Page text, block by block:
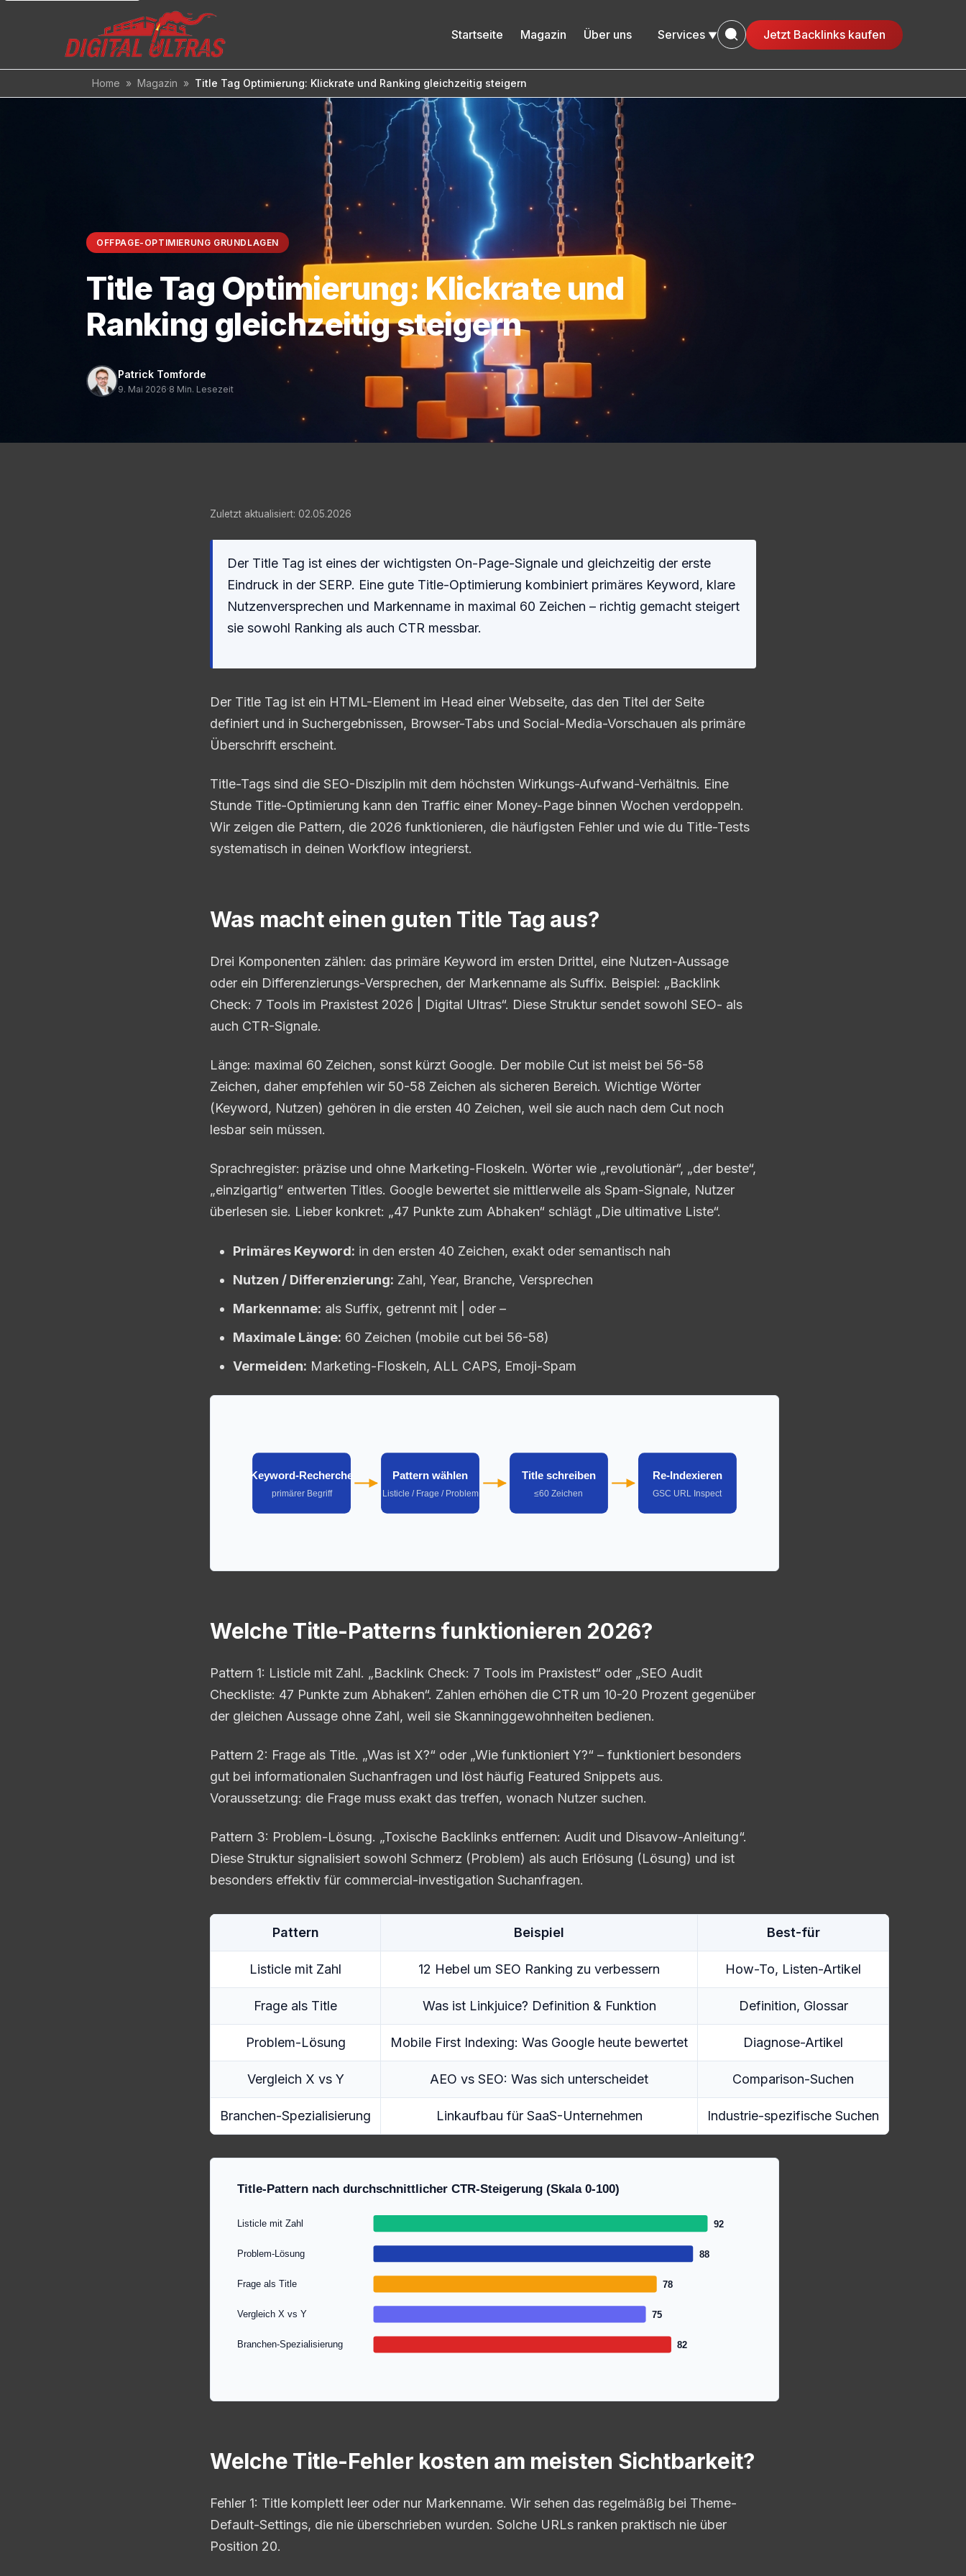
Inhalt
Startseite
Magazin Über uns Services ▼ Jetzt Backlinks kaufen
Home » Magazin » Title Tag Optimierung: Klickrate und Ranking gleichzeitig steigern
OFFPAGE-OPTIMIERUNG GRUNDLAGEN
Title Tag Optimierung: Klickrate und
Ranking gleichzeitig steigern
Patrick Tomforde
9. Mai 2026·8 Min. Lesezeit
Zuletzt aktualisiert: 02.05.2026
Der Title Tag ist eines der wichtigsten On-Page-Signale und gleichzeitig der erste
Eindruck in der SERP. Eine gute Title-Optimierung kombiniert primäres Keyword, klare
Nutzenversprechen und Markenname in maximal 60 Zeichen – richtig gemacht steigert
sie sowohl Ranking als auch CTR messbar.
Der Title Tag ist ein HTML-Element im Head einer Webseite, das den Titel der Seite
definiert und in Suchergebnissen, Browser-Tabs und Social-Media-Vorschauen als primäre
Überschrift erscheint.
Title-Tags sind die SEO-Disziplin mit dem höchsten Wirkungs-Aufwand-Verhältnis. Eine
Stunde Title-Optimierung kann den Traffic einer Money-Page binnen Wochen verdoppeln.
Wir zeigen die Pattern, die 2026 funktionieren, die häufigsten Fehler und wie du Title-Tests
systematisch in deinen Workflow integrierst.
Was macht einen guten Title Tag aus?
Drei Komponenten zählen: das primäre Keyword im ersten Drittel, eine Nutzen-Aussage
oder ein Differenzierungs-Versprechen, der Markenname als Suffix. Beispiel: „Backlink
Check: 7 Tools im Praxistest 2026 | Digital Ultras“. Diese Struktur sendet sowohl SEO- als
auch CTR-Signale.
Länge: maximal 60 Zeichen, sonst kürzt Google. Der mobile Cut ist meist bei 56-58
Zeichen, daher empfehlen wir 50-58 Zeichen als sicheren Bereich. Wichtige Wörter
(Keyword, Nutzen) gehören in die ersten 40 Zeichen, weil sie auch nach dem Cut noch
lesbar sein müssen.
Sprachregister: präzise und ohne Marketing-Floskeln. Wörter wie „revolutionär“, „der beste“,
„einzigartig“ entwerten Titles. Google bewertet sie mittlerweile als Spam-Signale, Nutzer
überlesen sie. Lieber konkret: „47 Punkte zum Abhaken“ schlägt „Die ultimative Liste“.
Primäres Keyword: in den ersten 40 Zeichen, exakt oder semantisch nah
Nutzen / Differenzierung: Zahl, Year, Branche, Versprechen
Markenname: als Suffix, getrennt mit | oder –
Maximale Länge: 60 Zeichen (mobile cut bei 56-58)
Vermeiden: Marketing-Floskeln, ALL CAPS, Emoji-Spam
Keyword-Recherche
primärer Begriff
Pattern wählen
Listicle / Frage / Problem
Title schreiben
≤60 Zeichen
Re-Indexieren
GSC URL Inspect
Welche Title-Patterns funktionieren 2026?
Pattern 1: Listicle mit Zahl. „Backlink Check: 7 Tools im Praxistest“ oder „SEO Audit
Checkliste: 47 Punkte zum Abhaken“. Zahlen erhöhen die CTR um 10-20 Prozent gegenüber
der gleichen Aussage ohne Zahl, weil sie Skanninggewohnheiten bedienen.
Pattern 2: Frage als Title. „Was ist X?“ oder „Wie funktioniert Y?“ – funktioniert besonders
gut bei informationalen Suchanfragen und löst häufig Featured Snippets aus.
Voraussetzung: die Frage muss exakt das treffen, wonach Nutzer suchen.
Pattern 3: Problem-Lösung. „Toxische Backlinks entfernen: Audit und Disavow-Anleitung“.
Diese Struktur signalisiert sowohl Schmerz (Problem) als auch Erlösung (Lösung) und ist
besonders effektiv für commercial-investigation Suchanfragen.
Pattern Beispiel Best-für
Listicle mit Zahl 12 Hebel um SEO Ranking zu verbessern How-To, Listen-Artikel
Frage als Title Was ist Linkjuice? Definition & Funktion Definition, Glossar
Problem-Lösung Mobile First Indexing: Was Google heute bewertet Diagnose-Artikel
Vergleich X vs Y AEO vs SEO: Was sich unterscheidet Comparison-Suchen
Branchen-Spezialisierung Linkaufbau für SaaS-Unternehmen Industrie-spezifische Suchen
Title-Pattern nach durchschnittlicher CTR-Steigerung (Skala 0-100)
Listicle mit Zahl 92
Problem-Lösung 88
Frage als Title 78
Vergleich X vs Y 75
Branchen-Spezialisierung 82
Welche Title-Fehler kosten am meisten Sichtbarkeit?
Fehler 1: Title komplett leer oder nur Markenname. Wir sehen das regelmäßig bei Theme-
Default-Settings, die nie überschrieben wurden. Solche URLs ranken praktisch nie über
Position 20.